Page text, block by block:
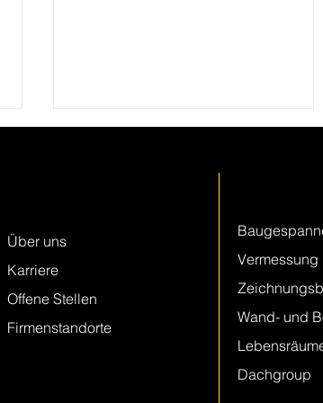
Drohnen in der Vermessung –
Teil 2: Grosse Mengen,
schnell erfasst
Über uns
Karriere
Offene Stellen
Firmenstandorte
Vermessung
Wand- und
Dachgroup